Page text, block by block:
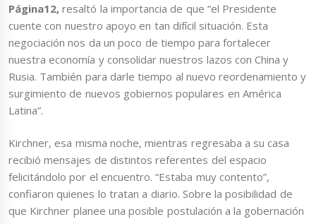
Página12, resaltó la importancia de que “el Presidente
cuente con nuestro apoyo en tan difícil situación. Esta
negociación nos da un poco de tiempo para fortalecer
nuestra economía y consolidar nuestros lazos con China y
Rusia. También para darle tiempo al nuevo reordenamiento y
surgimiento de nuevos gobiernos populares en América
Latina”.
Kirchner, esa misma noche, mientras regresaba a su casa
recibió mensajes de distintos referentes del espacio
felicitándolo por el encuentro. “Estaba muy contento”,
confiaron quienes lo tratan a diario. Sobre la posibilidad de
que Kirchner planee una posible postulación a la gobernación